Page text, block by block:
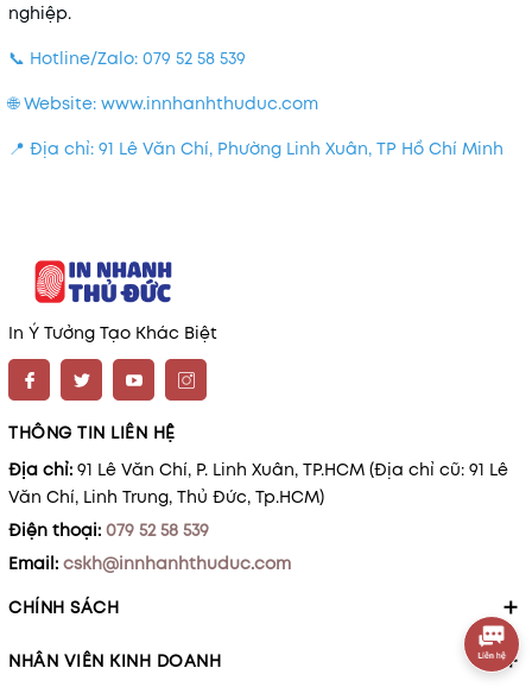
nghiệp.
📞 Hotline/Zalo: 079 52 58 539
🌐 Website: www.innhanhthuduc.com
📍 Địa chỉ: 91 Lê Văn Chí, Phường Linh Xuân, TP Hồ Chí Minh
In Ý Tưởng Tạo Khác Biệt
THÔNG TIN LIÊN HỆ
Địa chỉ: 91 Lê Văn Chí, P. Linh Xuân, TP.HCM (Địa chỉ cũ: 91 Lê
Văn Chí, Linh Trung, Thủ Đức, Tp.HCM)
Điện thoại: 079 52 58 539
Email: cskh@innhanhthuduc.com
CHÍNH SÁCH
NHÂN VIÊN KINH DOANH